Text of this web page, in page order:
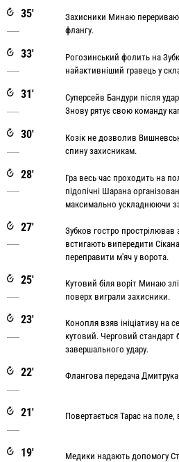
35'
Захисники Минаю
флангу.
33'
Рогозинський фолить на
найактивніший гравець у
31'
Суперсейв Бандури після
Знову рятує свою команду
30'
Козік не дозволив
спину захисникам.
28'
Гра весь час проходить на
підопічні Шарана
максимально ускладнюючи
27'
Зубков гостро прострілював
встигають випередити
переправити м'яч у ворота.
25'
Кутовий біля воріт Минаю
поверх виграли захисники.
23'
Конопля взяв ініціативу на
кутовий. Черговий стандарт
завершального удару.
22' Флангова передача Дмитрука
21' Повертається Тарас на поле,
19'
Медики надають допомогу